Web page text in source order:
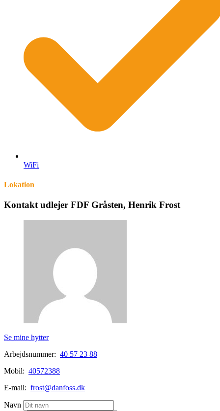
WiFi
Lokation
Kontakt udlejer FDF Gråsten, Henrik Frost
Se mine hytter
Arbejdsnummer: 40 57 23 88
Mobil: 40572388
E-mail: frost@danfoss.dk
Navn